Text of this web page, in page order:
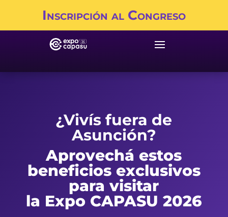
Inscripción al Congreso
¿Vivís fuera de
Asunción?
Aprovechá estos
beneficios exclusivos
para visitar
la Expo CAPASU 2026